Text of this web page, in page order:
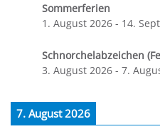
Sommerferien
1. August 2026 - 14.
Schnorchelabzeichen
3. August 2026 - 7.
7. August 2026